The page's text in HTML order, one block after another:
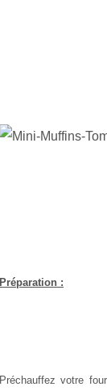
Préparation :
Préchauffez votre